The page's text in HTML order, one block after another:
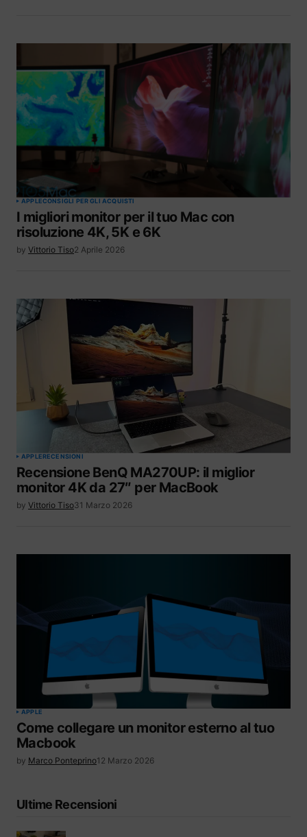
APPLECONSIGLI PER GLI ACQUISTI
I migliori monitor per il tuo Mac con
risoluzione 4K, 5K e 6K
by Vittorio Tiso2 Aprile 2026
APPLERECENSIONI
Recensione BenQ MA270UP: il miglior
monitor 4K da 27″ per MacBook
by Vittorio Tiso31 Marzo 2026
APPLE
Come collegare un monitor esterno al tuo
Macbook
by Marco Ponteprino12 Marzo 2026
Ultime Recensioni